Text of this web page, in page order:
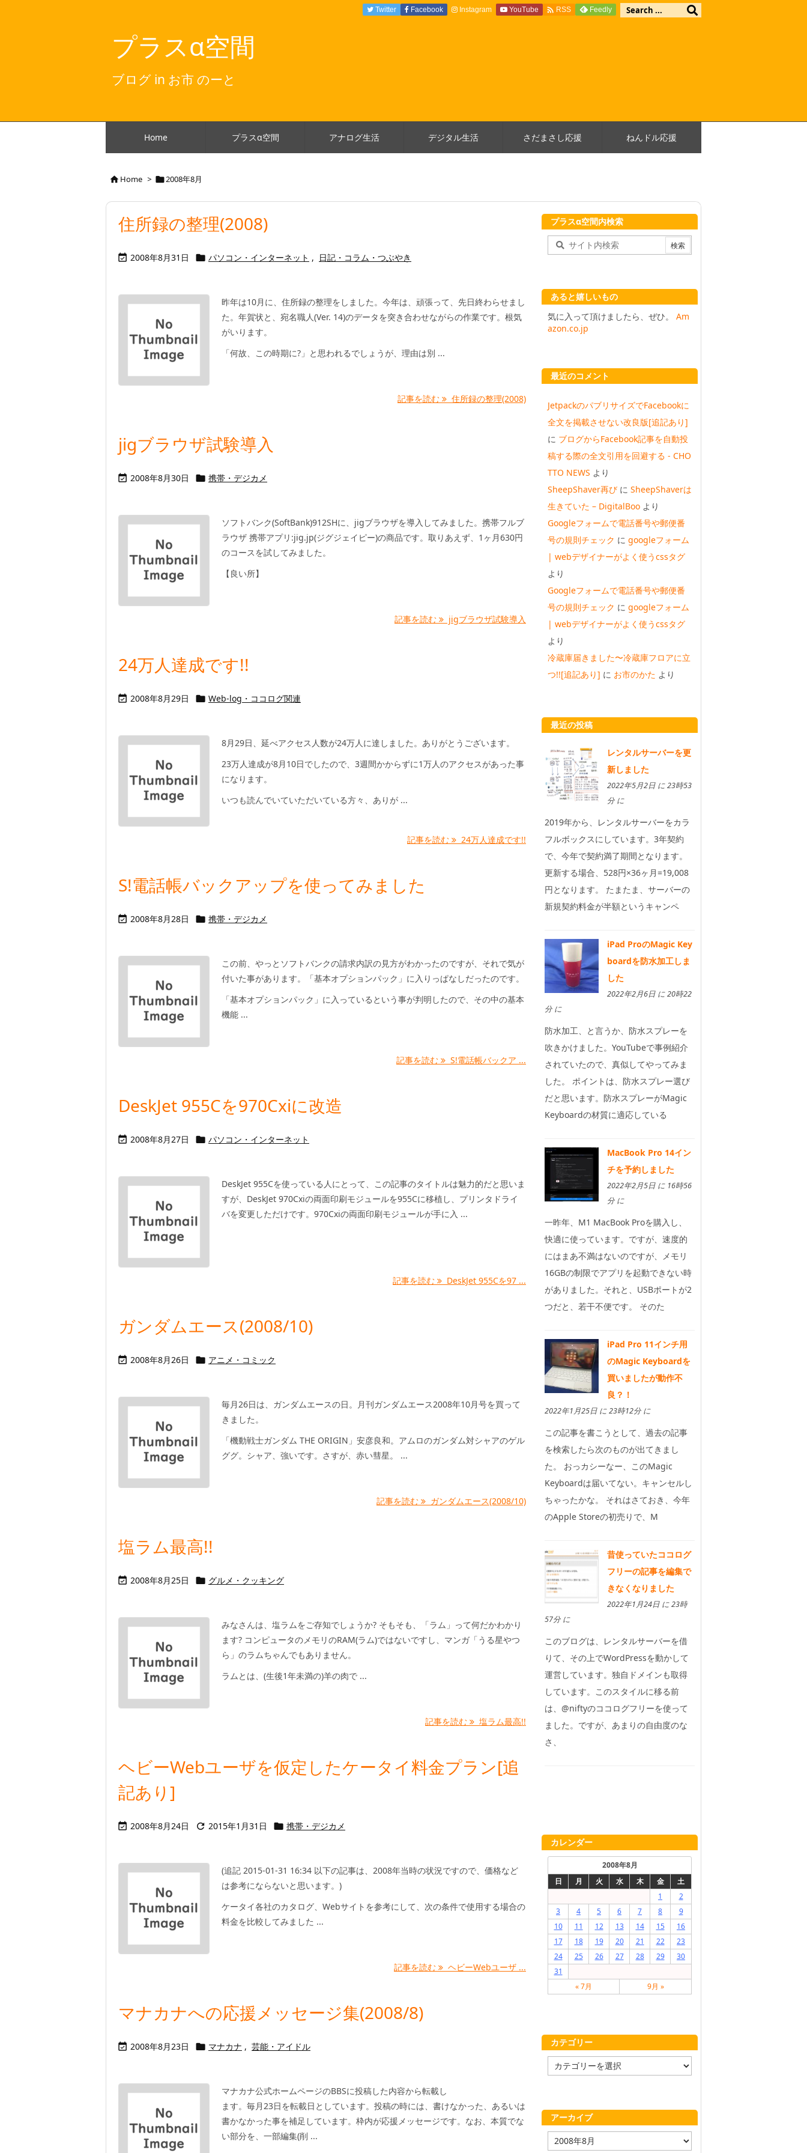
プラスα空間
ブログ in お市 のーと
Home プラスα空間 アナログ生活 デジタル生活 さだまさし応援 ねんドル応援
Twitter Facebook Instagram YouTube  RSS Feedly
Home > 2008年8月
住所録の整理(2008)
 2008年8月31日  パソコン・インターネット , 日記・コラム・つぶやき
昨年は10月に、住所録の整理をしました。今年は、頑張って、先日終わらせまし
た。年賀状と、宛名職人(Ver. 14)のデータを突き合わせながらの作業です。根気
がいります。
「何故、この時期に?」と思われるでしょうが、理由は別 ...
記事を読む 住所録の整理(2008)
jigブラウザ試験導入
 2008年8月30日  携帯・デジカメ
ソフトバンク(SoftBank)912SHに、jigブラウザを導入してみました。携帯フルブ
ラウザ 携帯アプリ:jig.jp(ジグジェイピー)の商品です。取りあえず、1ヶ月630円
のコースを試してみました。
【良い所】
記事を読む jigブラウザ試験導入
24万人達成です!!
 2008年8月29日  Web-log・ココログ関連
8月29日、延べアクセス人数が24万人に達しました。ありがとうございます。
23万人達成が8月10日でしたので、3週間かからずに1万人のアクセスがあった事
になります。
いつも読んでいていただいている方々、ありが ...
記事を読む 24万人達成です!!
S!電話帳バックアップを使ってみました
 2008年8月28日  携帯・デジカメ
この前、やっとソフトバンクの請求内訳の見方がわかったのですが、それで気が
付いた事があります。「基本オプションパック」に入りっぱなしだったのです。
「基本オプションパック」に入っているという事が判明したので、その中の基本
機能 ...
記事を読む S!電話帳バックア ...
DeskJet 955Cを970Cxiに改造
 2008年8月27日  パソコン・インターネット
DeskJet 955Cを使っている人にとって、この記事のタイトルは魅力的だと思いま
すが、DeskJet 970Cxiの両面印刷モジュールを955Cに移植し、プリンタドライ
バを変更しただけです。970Cxiの両面印刷モジュールが手に入 ...
記事を読む DeskJet 955Cを97 ...
ガンダムエース(2008/10)
 2008年8月26日  アニメ・コミック
毎月26日は、ガンダムエースの日。月刊ガンダムエース2008年10月号を買って
きました。
「機動戦士ガンダム THE ORIGIN」安彦良和。アムロのガンダム対シャアのゲル
ググ。シャア、強いです。さすが、赤い彗星。 ...
記事を読む ガンダムエース(2008/10)
塩ラム最高!!
 2008年8月25日  グルメ・クッキング
みなさんは、塩ラムをご存知でしょうか? そもそも、「ラム」って何だかわかり
ます? コンピュータのメモリのRAM(ラム)ではないですし、マンガ「うる星やつ
ら」のラムちゃんでもありません。
ラムとは、(生後1年未満の)羊の肉で ...
記事を読む 塩ラム最高!!
ヘビーWebユーザを仮定したケータイ料金プラン[追
記あり]
 2008年8月24日  2015年1月31日  携帯・デジカメ
(追記 2015-01-31 16:34 以下の記事は、2008年当時の状況ですので、価格など
は参考にならないと思います。)
ケータイ各社のカタログ、Webサイトを参考にして、次の条件で使用する場合の
料金を比較してみました ...
記事を読む ヘビーWebユーザ ...
マナカナへの応援メッセージ集(2008/8)
 2008年8月23日  マナカナ , 芸能・アイドル
マナカナ公式ホームページのBBSに投稿した内容から転載し
ます。毎月23日を転載日としています。投稿の時には、書けなかった、あるいは
書かなかった事を補足しています。枠内が応援メッセージです。なお、本質でな
い部分を、一部編集(削 ...
プラスα空間内検索
あると嬉しいもの
気に入って頂けましたら、ぜひ。 Am
azon.co.jp
最近のコメント
JetpackのパブリサイズでFacebookに
全文を掲載させない改良版[追記あり]
に ブログからFacebook記事を自動投
稿する際の全文引用を回避する - CHO
TTO NEWS より
SheepShaver再び に SheepShaverは
生きていた – DigitalBoo より
Googleフォームで電話番号や郵便番
号の規則チェック に googleフォーム
| webデザイナーがよく使うcssタグ
より
Googleフォームで電話番号や郵便番
号の規則チェック に googleフォーム
| webデザイナーがよく使うcssタグ
より
冷蔵庫届きました〜冷蔵庫フロアに立
つ!![追記あり] に お市のかた より
最近の投稿
レンタルサーバーを更
新しました
2022年5月2日 に 23時53
分 に
2019年から、レンタルサーバーをカラ
フルボックスにしています。3年契約
で、今年で契約満了期間となります。
更新する場合、528円×36ヶ月=19,008
円となります。 たまたま、サーバーの
新規契約料金が半額というキャンペ
iPad ProのMagic Key
boardを防水加工しま
した
2022年2月6日 に 20時22
分 に
防水加工、と言うか、防水スプレーを
吹きかけました。YouTubeで事例紹介
されていたので、真似してやってみま
した。 ポイントは、防水スプレー選び
だと思います。防水スプレーがMagic
Keyboardの材質に適応している
MacBook Pro 14イン
チを予約しました
2022年2月5日 に 16時56
分 に
一昨年、M1 MacBook Proを購入し、
快適に使っています。ですが、速度的
にはまあ不満はないのですが、メモリ
16GBの制限でアプリを起動できない時
がありました。それと、USBポートが2
つだと、若干不便です。 そのた
iPad Pro 11インチ用
のMagic Keyboardを
買いましたが動作不
良？！
2022年1月25日 に 23時12分 に
この記事を書こうとして、過去の記事
を検索したら次のものが出てきまし
た。 おっカシーなー、このMagic
Keyboardは届いてない。キャンセルし
ちゃったかな。 それはさておき、今年
のApple Storeの初売りで、M
昔使っていたココログ
フリーの記事を編集で
きなくなりました
2022年1月24日 に 23時
57分 に
このブログは、レンタルサーバーを借
りて、その上でWordPressを動かして
運営しています。独自ドメインも取得
しています。このスタイルに移る前
は、@niftyのココログフリーを使って
ました。ですが、あまりの自由度のな
さ、
カレンダー
2008年8月
日
月 火 水 木 金
土
1
2
3
4 5 6 7 8
9
10
11 12 13 14 15
16
17
18 19 20 21 22
23
24
25 26 27 28 29
30
31
« 7月
9月 »
カテゴリー
テ
ー
アーカイブ
ア
ー